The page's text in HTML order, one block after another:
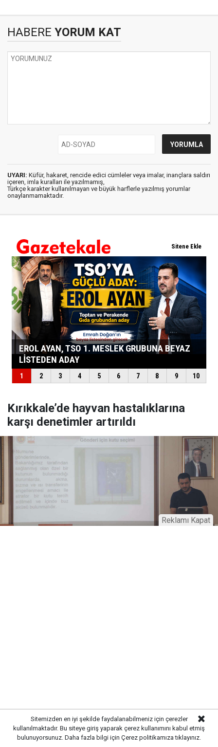
HABERE YORUM KAT
UYARI: Küfür, hakaret, rencide edici cümleler veya imalar, inançlara saldırı
içeren, imla kuralları ile yazılmamış,
Türkçe karakter kullanılmayan ve büyük harflerle yazılmış yorumlar
onaylanmamaktadır.
Kırıkkale’de hayvan hastalıklarına
karşı denetimler artırıldı
Sitemizden en iyi şekilde faydalanabilmeniz için çerezler
kullanılmaktadır. Bu siteye giriş yaparak çerez kullanımını kabul etmiş
bulunuyorsunuz. Daha fazla bilgi için Çerez politikamıza tıklayınız.
Reklamı Kapat